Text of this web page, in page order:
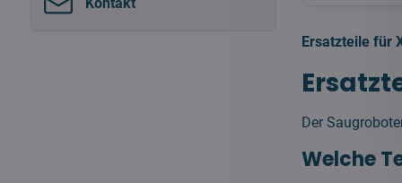
Ersatzteile für
Der
Welche